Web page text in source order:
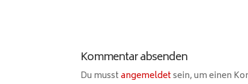
Kommentar absenden
Du musstangemeldetsein, um einen